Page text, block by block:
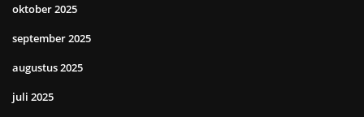
oktober 2025
september 2025
augustus 2025
juli 2025